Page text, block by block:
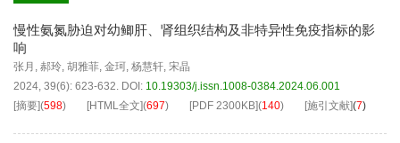
慢性氨氮胁迫对幼鲫肝、肾组织结构及非特异性免疫指标的影
响
张月 , 郝玲, 胡雅菲, 金珂, 杨慧轩, 宋晶
2024, 39(6): 623-632. DOI: 10.19303/j.issn.1008-0384.2024.06.001
[摘要](598) [HTML全文](697) [PDF 2300KB](140) [施引文献](7)